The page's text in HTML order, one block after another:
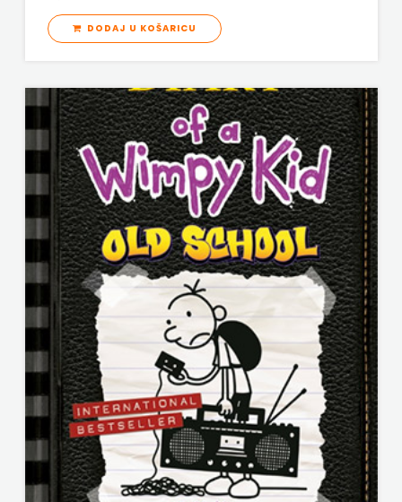
ODEON
Pearson
PLANET
ZOE
PLANETOPIJA
PLANJAX
KOMERC
POETIKA
POPULUS
PROFIL
PULS
DODAJ U KOŠARICU